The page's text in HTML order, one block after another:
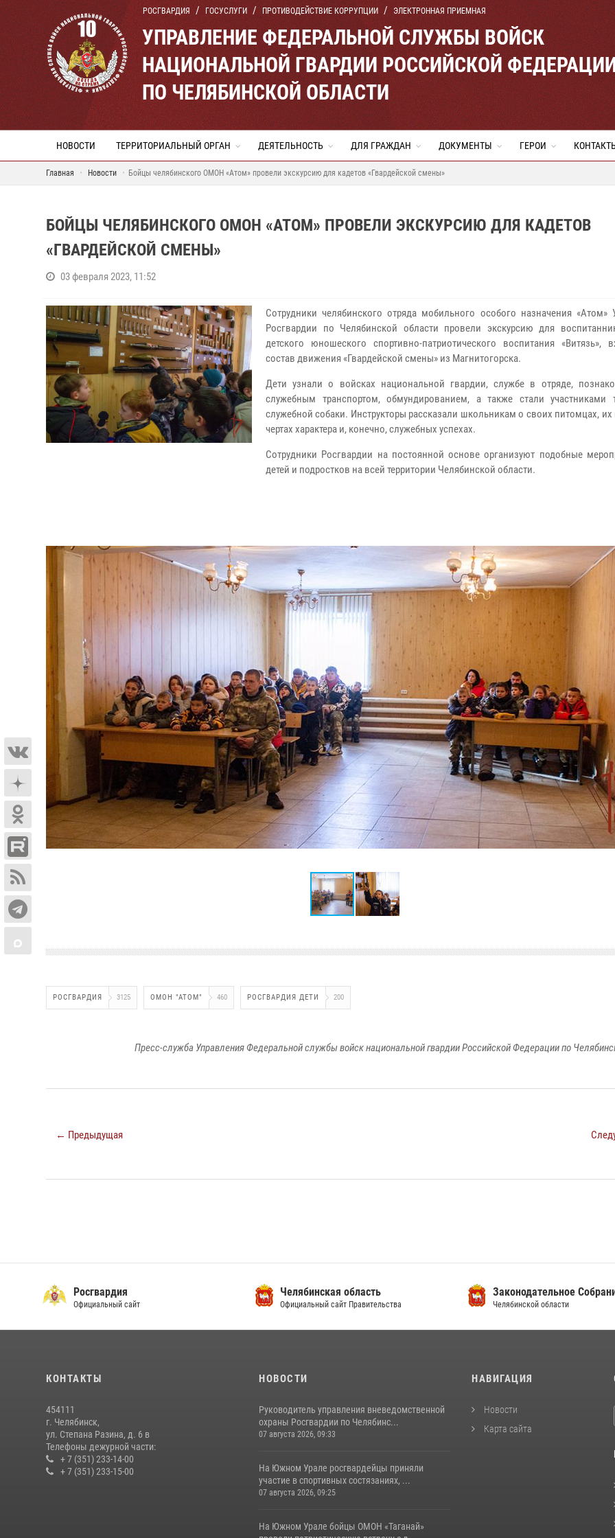
РОСГВАРДИЯ ГОСУСЛУГИ ПРОТИВОДЕЙСТВИЕ КОРРУПЦИИ ЭЛЕКТРОННАЯ ПРИЕМНАЯ
УПРАВЛЕНИЕ ФЕДЕРАЛЬНОЙ СЛУЖБЫ ВОЙСК
НАЦИОНАЛЬНОЙ ГВАРДИИ РОССИЙСКОЙ
ПО ЧЕЛЯБИНСКОЙ ОБЛАСТИ
НОВОСТИ ТЕРРИТОРИАЛЬНЫЙ ОРГАН ДЕЯТЕЛЬНОСТЬ ДЛЯ ГРАЖДАН ДОКУМЕНТЫ ГЕРОИ
Главная Новости Бойцы челябинского ОМОН «Атом» провели экскурсию для кадетов «Гвардейской смены»
БОЙЦЫ ЧЕЛЯБИНСКОГО ОМОН «АТОМ» ПРОВЕЛИ ЭКСКУРСИЮ ДЛЯ КАДЕТОВ
«ГВАРДЕЙСКОЙ СМЕНЫ»
03 февраля 2023, 11:52
Сотрудники челябинского отряда мобильного особого назначения «Атом»
Росгвардии по Челябинской области провели экскурсию для
детского юношеского спортивно-патриотического воспитания «Витязь»,
состав движения «Гвардейской смены» из Магнитогорска.
Дети узнали о войсках национальной гвардии, службе в отряде,
служебным транспортом, обмундированием, а также стали участниками
служебной собаки. Инструкторы рассказали школьникам о своих питомцах,
чертах характера и, конечно, служебных успехах.
Сотрудники Росгвардии на постоянной основе организуют подобные
детей и подростков на всей территории Челябинской области.
РОСГВАРДИЯ 3125 ОМОН "АТОМ" 460 РОСГВАРДИЯ ДЕТИ 200
Пресс-служба Управления Федеральной службы войск национальной гвардии Российской Федерации по
← Предыдущая
Росгвардия
Официальный сайт
Челябинская область
Официальный сайт Правительства
Законодательное
Челябинской области
КОНТАКТЫ
454111
г. Челябинск,
ул. Степана Разина, д. 6 в
Телефоны дежурной части:
+ 7 (351) 233-14-00
+ 7 (351) 233-15-00
НОВОСТИ
Руководитель управления вневедомственной
охраны Росгвардии по Челябинс...
07 августа 2026, 09:33
На Южном Урале росгвардейцы приняли
участие в спортивных состязаниях, ...
07 августа 2026, 09:25
На Южном Урале бойцы ОМОН «Таганай»
НАВИГАЦИЯ
Новости
Карта сайта